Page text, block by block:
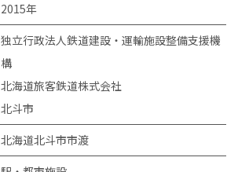
2015年
独立行政法人鉄道建設・運輸施設整備支援機
構
北海道旅客鉄道株式会社
北斗市
北海道北斗市市渡